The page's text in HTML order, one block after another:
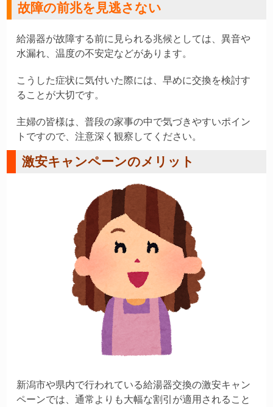
故障の前兆を見逃さない
給湯器が故障する前に見られる兆候としては、異音や
水漏れ、温度の不安定などがあります。
こうした症状に気付いた際には、早めに交換を検討す
ることが大切です。
主婦の皆様は、普段の家事の中で気づきやすいポイン
トですので、注意深く観察してください。
激安キャンペーンのメリット
新潟市や県内で行われている給湯器交換の激安キャン
ペーンでは、通常よりも大幅な割引が適用されること